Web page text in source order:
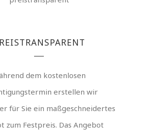
dem kostenlosen
erstellen wir
für Sie ein maßgeschneidertes
zum Festpreis. Das Angebot